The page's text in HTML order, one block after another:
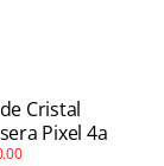
Cristal
Pixel 4a